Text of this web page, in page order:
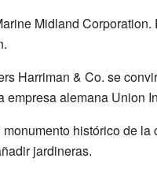
Midland
Harriman & Co. se
alemana Union
histórico de
jardineras.